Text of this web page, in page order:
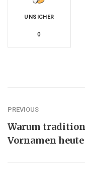
UNSICHER
0
PREVIOUS
Warum
Vornamen